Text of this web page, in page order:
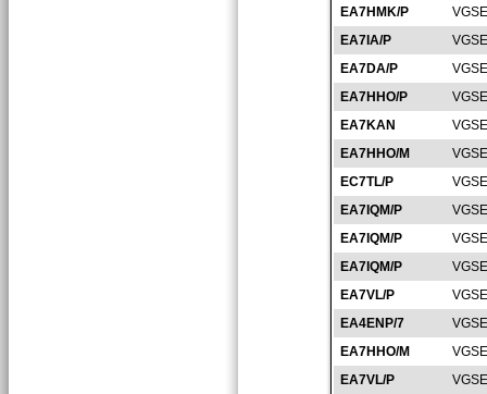
EA7HMK/P
EA7IA/P
EA7DA/P
EA7HHO/P
EA7KAN
EA7HHO/M
EC7TL/P
EA7IQM/P
EA7IQM/P
EA7IQM/P
EA7VL/P
EA4ENP/7
EA7HHO/M
EA7VL/P